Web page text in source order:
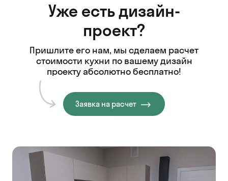
Уже есть дизайн-
проект?
Пришлите его нам, мы сделаем расчет
стоимости кухни по вашему дизайн
проекту абсолютно бесплатно!
Заявка на расчет